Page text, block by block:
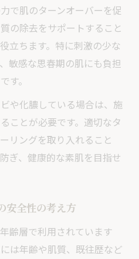
で肌のターンオーバーを促
の除去をサポートすること
立ちます。特に刺激の少な
敏感な思春期の肌にも負担
す。
や化膿している場合は、施
ことが必要です。適切なタ
リングを取り入れること
ぎ、健康的な素肌を目指せ
安全性の考え方
齢層で利用されています
は年齢や肌質、既往歴など